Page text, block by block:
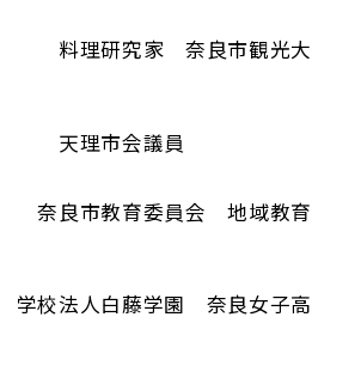
料理研究家 奈良市観光大
天理市会議員
良市教育委員会 地域教育
校法人白藤学園 奈良女子高